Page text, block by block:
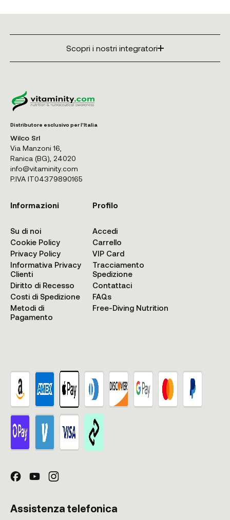
Scopri i nostri integratori
Distributore esclusivo per l'Italia
Wilco Srl
Via Manzoni 16,
Ranica (BG), 24020
info@vitaminity.com
P.IVA IT04379890165
Informazioni
Su di noi
Cookie Policy
Privacy Policy
Informativa Privacy
Clienti
Diritto di Recesso
Costi di Spedizione
Metodi di
Pagamento
Profilo
Accedi
Carrello
VIP Card
Tracciamento
Spedizione
Contattaci
FAQs
Free-Diving Nutrition
Assistenza telefonica